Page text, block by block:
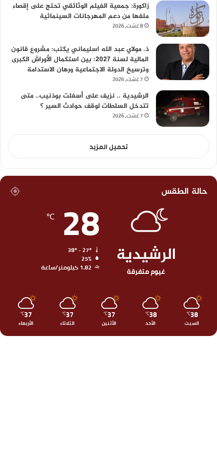
زاكورة: جمعية الفيلم الوثائقي تحتج على إقصاء
ملفها من دعم المهرجانات السينمائية
8 غشت، 2026
ذ. مولاي عبد الله اسليماني يكتب: مشروع قانون
المالية لسنة 2027: بين استكمال الأوراش الكبرى
وترسيخ الدولة الاجتماعية ورهان الاستدامة
7 غشت، 2026
الرشيدية .. نزيف على أسفلت بوذنيب.. متى
تتدخل السلطات لوقف حوادث السير ؟
7 غشت، 2026
تحميل المزيد
حالة الطقس
الرشيدية
غيوم متفرقة
28
℃
25%
1.82 كيلومتر/ساعة
38
℃
السبت
38
℃
الأحد
37
℃
الأثنين
37
℃
الثلاثاء
37
℃
الأربعاء